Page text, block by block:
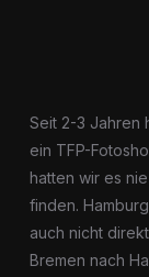
Seit 2-3 Jahren
ein TFP-
hatten wir es
finden.
auch nicht
Bremen nach